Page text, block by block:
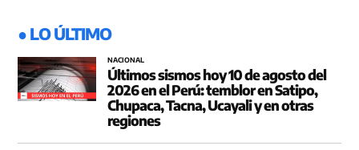
● LO ÚLTIMO
NACIONAL
Últimos sismos hoy 10 de agosto del
2026 en el Perú: temblor en Satipo,
Chupaca, Tacna, Ucayali y en otras
regiones